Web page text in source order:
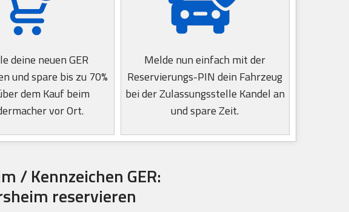
deine neuen GER
und spare bis zu 70%
dem Kauf beim
vor Ort.
Melde nun einfach mit der
Reservierungs-PIN dein Fahrzeug
bei der Zulassungsstelle Kandel an
und spare Zeit.
/ Kennzeichen GER:
reservieren